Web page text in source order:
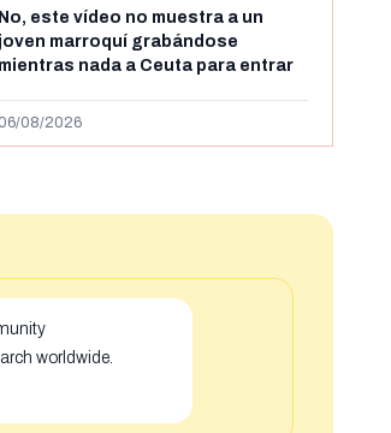
No, este vídeo no muestra a un
joven marroquí grabándose
mientras nada a Ceuta para entrar
más de 450km de Ceuta y el autor lo
06/08/2026
worldwide.